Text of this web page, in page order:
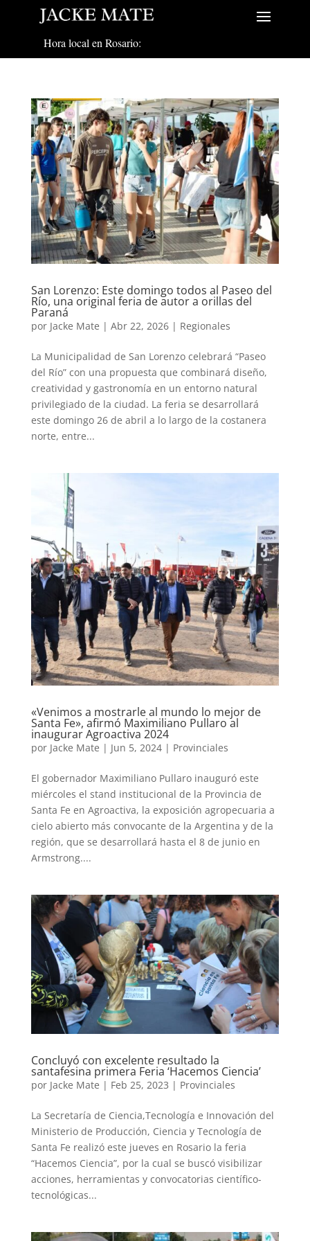
Hora local en Rosario:
San Lorenzo: Este domingo todos al Paseo del
Río, una original feria de autor a orillas del
Paraná
por Jacke Mate | Abr 22, 2026| Regionales
La Municipalidad de San Lorenzo celebrará “Paseo
del Río” con una propuesta que combinará diseño,
creatividad y gastronomía en un entorno natural
privilegiado de la ciudad. La feria se desarrollará
este domingo 26 de abril a lo largo de la costanera
norte, entre...
«Venimos a mostrarle al mundo lo mejor de
Santa Fe», afirmó Maximiliano Pullaro al
inaugurar Agroactiva 2024
por Jacke Mate | Jun 5, 2024| Provinciales
El gobernador Maximiliano Pullaro inauguró este
miércoles el stand institucional de la Provincia de
Santa Fe en Agroactiva, la exposición agropecuaria a
cielo abierto más convocante de la Argentina y de la
región, que se desarrollará hasta el 8 de junio en
Armstrong....
Concluyó con excelente resultado la
santafesina primera Feria ‘Hacemos Ciencia’
por Jacke Mate | Feb 25, 2023 | Provinciales
La Secretaría de Ciencia,Tecnología e Innovación del
Ministerio de Producción, Ciencia y Tecnología de
Santa Fe realizó este jueves en Rosario la feria
“Hacemos Ciencia”, por la cual se buscó visibilizar
acciones, herramientas y convocatorias científico-
tecnológicas...